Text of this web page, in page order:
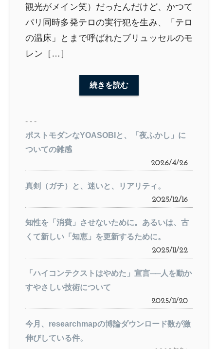
観光がメイン笑）だったんだけど、かつて
パリ同時多発テロの実行犯を生み、「テロ
の温床」とまで呼ばれたブリュッセルのモ
レン［…］
続きを読む
- - -
ポストモダンなYOASOBIと、「夜ふかし」に
ついての雑感
2026/4/26
真剣（ガチ）と、迷いと、リアリティ。
2025/12/16
知性を「消費」させないために。あるいは、古
くて新しい「知恵」を更新するために。
2025/11/22
「ハイコンテクストはやめた」宣言──人を動か
すやさしい技術について
2025/11/20
今月、researchmapの博論ダウンロード数が激
伸びしている件。